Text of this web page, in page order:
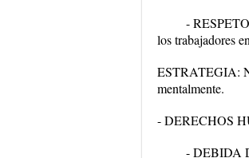
-
los trabajadores
ESTRATEGIA:
mentalmente.
- DERECHOS
- DEBIDA